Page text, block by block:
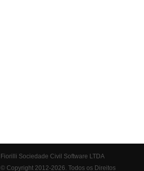
Fiorilli Sociedade Civil Software LTDA
© Copyright 2012-2026. Todos os Direitos